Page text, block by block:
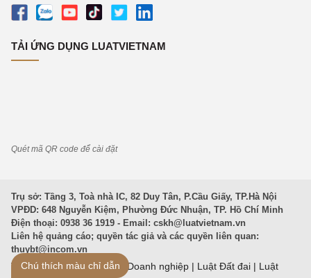
TẢI ỨNG DỤNG LUATVIETNAM
Quét mã QR code để cài đặt
Trụ sở: Tầng 3, Toà nhà IC, 82 Duy Tân, P.Cầu Giấy, TP.Hà Nội
VPĐD: 648 Nguyễn Kiệm, Phường Đức Nhuận, TP. Hồ Chí Minh
Điện thoại: 0938 36 1919 - Email: cskh@luatvietnam.vn
Liên hệ quảng cáo; quyền tác giả và các quyền liên quan:
thuybt@incom.vn
Văn Bản Pháp Luật|Luật Doanh nghiệp | Luật Đất đai | Luật
Chú thích màu chỉ dẫn